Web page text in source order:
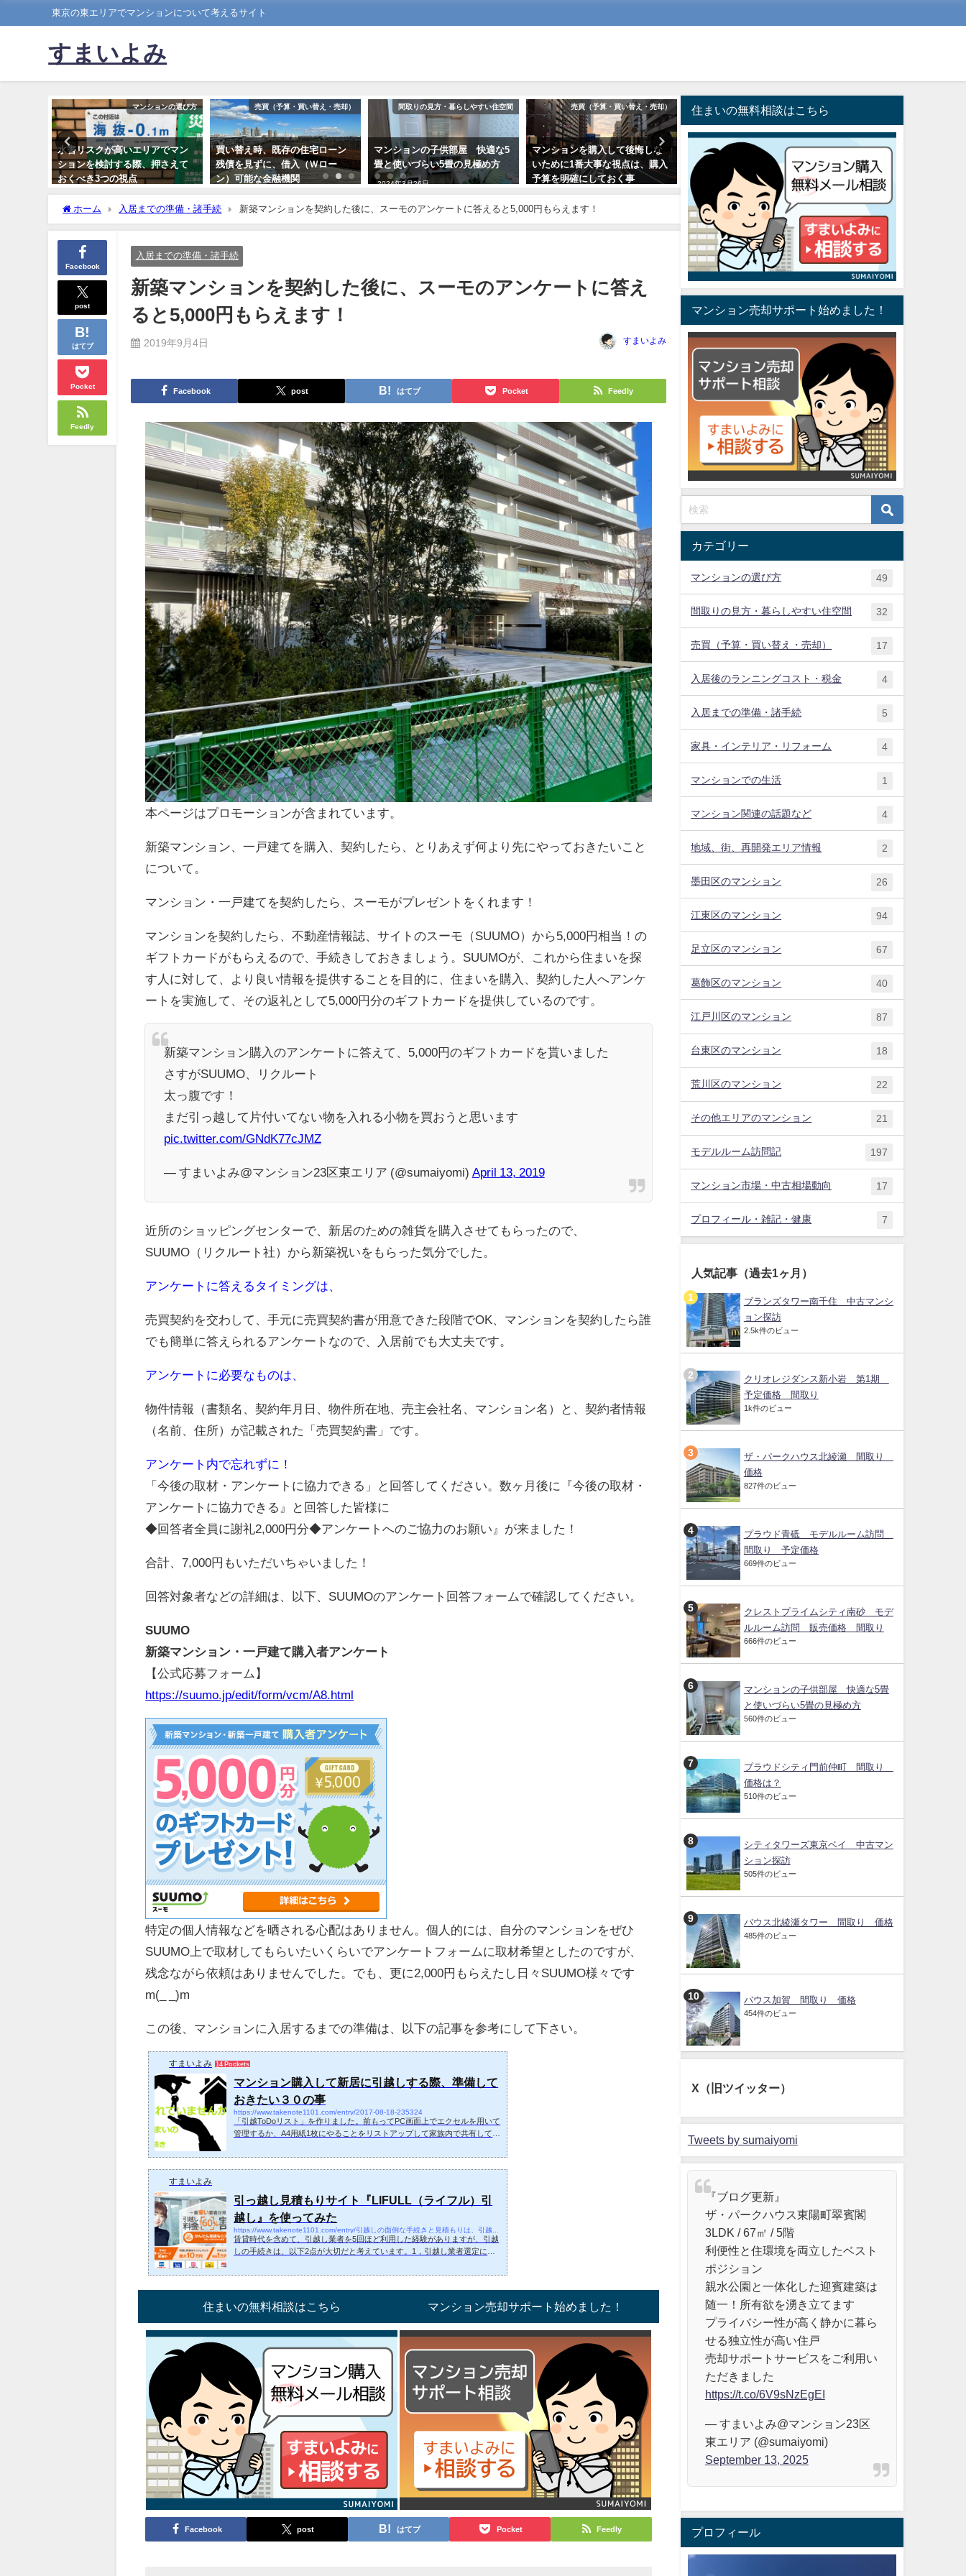
東京の東エリアでマンションについて考えるサイト
すまいよみ
マンションの選び方
水害リスクが高いエリアでマン
ションを検討する際、押さえて
おくべき3つの視点
売買（予算・買い替え・売却）
買い替え時、既存の住宅ローン
残債を見ずに、借入（Ｗロー
ン）可能な金融機関
間取りの見方・暮らしやすい住空間
マンションの子供部屋 快適な5
畳と使いづらい5畳の見極め方
2024年3月26日
売買（予算・買い替え・売却）
マンションを購入して後悔しな
いために1番大事な視点は、購入
予算を明確にしておく事
マンションの選び方
10畳のリビングダイニングは広
いか狭いか？LDに必要な広さと
は
2018年7月15日
24年度江東5区、中古マン
相場まとめ（※）
2025年10月2日
ホーム 入居までの準備・諸手続 新築マンションを契約した後に、スーモのアンケートに答えると5,000円もらえます！
Facebook
post
はてブ
Pocket
Feedly
入居までの準備・諸手続
新築マンションを契約した後に、スーモのアンケートに答え
ると5,000円もらえます！
2019年9月4日 すまいよみ
Facebook post はてブ Pocket Feedly
本ページはプロモーションが含まれています。
新築マンション、一戸建てを購入、契約したら、とりあえず何より先にやっておきたいこと
について。
マンション・一戸建てを契約したら、スーモがプレゼントをくれます！
マンションを契約したら、不動産情報誌、サイトのスーモ（SUUMO）から5,000円相当！の
ギフトカードがもらえるので、手続きしておきましょう。SUUMOが、これから住まいを探
す人に対して、より良い情報を提供することを目的に、住まいを購入、契約した人へアンケ
ートを実施して、その返礼として5,000円分のギフトカードを提供しているのです。
新築マンション購入のアンケートに答えて、5,000円のギフトカードを貰いました
さすがSUUMO、リクルート
太っ腹です！
まだ引っ越して片付いてない物を入れる小物を買おうと思います
pic.twitter.com/GNdK77cJMZ
— すまいよみ@マンション23区東エリア (@sumaiyomi) April 13, 2019
近所のショッピングセンターで、新居のための雑貨を購入させてもらったので、
SUUMO（リクルート社）から新築祝いをもらった気分でした。
アンケートに答えるタイミングは、
売買契約を交わして、手元に売買契約書が用意できた段階でOK、マンションを契約したら誰
でも簡単に答えられるアンケートなので、入居前でも大丈夫です。
アンケートに必要なものは、
物件情報（書類名、契約年月日、物件所在地、売主会社名、マンション名）と、契約者情報
（名前、住所）が記載された「売買契約書」です。
アンケート内で忘れずに！
「今後の取材・アンケートに協力できる」と回答してください。数ヶ月後に『今後の取材・
アンケートに協力できる』と回答した皆様に
◆回答者全員に謝礼2,000円分◆アンケートへのご協力のお願い』が来ました！
合計、7,000円もいただいちゃいました！
回答対象者などの詳細は、以下、SUUMOのアンケート回答フォームで確認してください。
SUUMO
新築マンション・一戸建て購入者アンケート
【公式応募フォーム】
https://suumo.jp/edit/form/vcm/A8.html
特定の個人情報などを晒される心配はありません。個人的には、自分のマンションをぜひ
SUUMO上で取材してもらいたいくらいでアンケートフォームに取材希望としたのですが、
残念ながら依頼はありませんでした。でも、更に2,000円もらえたし日々SUUMO様々です
m(_ _)m
この後、マンションに入居するまでの準備は、以下の記事を参考にして下さい。
すまいよみ 14 Pockets
マンション購入して新居に引越しする際、準備して
おきたい３０の事
https://www.takenote1101.com/entry/2017-08-18-235324
「引越ToDoリスト」を作りました。前もってPC画面上でエクセルを用いて
管理するか、A4用紙1枚にやることをリストアップして家族内で共有してお
動産関連の手続きは、それぞれの担当からスケジュール感とやるべきこと
が明示されるので、そちらに従いましょう。こちらでは、一般的な事が漏
化しました。※赤字の箇所は、買い替え、住み替えの場合必要に応じて※
赤字の箇所は、買い替え、住み替えの場...
すまいよみ
引っ越し見積もりサイト『LIFULL（ライフル）引
越し』を使ってみた
賃貸時代を含めて、引越し業者を5回ほど利用した経験がありますが、引越
しの手続きは、以下2点が大切だと考えています。1，引越し業者選定に時
じる引っ越しの見積もり、申し込手続きを、ささっと手軽に、しかも安い
業者が簡単に見つかる、お勧めの引越し比較サイトを紹介します。不動産
検索サイト「ホームズ」 でおなじみの『LIFULL（ライフル）引越し』で
す。引越し見積もり・費用相場・一番安い引っ越し業者探しはLIFULL引越
し【ホームズ】昨年、ピーク時の引越...
住まいの無料相談はこちら マンション売却サポート始めました！
Facebook post はてブ Pocket Feedly
住まいの無料相談はこちら
マンション売却サポート始めました！
カテゴリー
マンションの選び方 49
間取りの見方・暮らしやすい住空間 32
売買（予算・買い替え・売却） 17
入居後のランニングコスト・税金 4
入居までの準備・諸手続 5
家具・インテリア・リフォーム 4
マンションでの生活 1
マンション関連の話題など 4
地域、街、再開発エリア情報 2
墨田区のマンション 26
江東区のマンション 94
足立区のマンション 67
葛飾区のマンション 40
江戸川区のマンション 87
台東区のマンション 18
荒川区のマンション 22
その他エリアのマンション 21
モデルルーム訪問記 197
マンション市場・中古相場動向 17
プロフィール・雑記・健康 7
人気記事（過去1ヶ月）
ブランズタワー南千住 中古マンシ
ョン探訪
2.5k件のビュー
クリオレジダンス新小岩 第1期
予定価格 間取り
1k件のビュー
ザ・パークハウス北綾瀬 間取り
価格
827件のビュー
プラウド青砥 モデルルーム訪問
間取り 予定価格
669件のビュー
クレストプライムシティ南砂 モデ
ルルーム訪問 販売価格 間取り
666件のビュー
マンションの子供部屋 快適な5畳
と使いづらい5畳の見極め方
560件のビュー
プラウドシティ門前仲町 間取り
価格は？
510件のビュー
シティタワーズ東京ベイ 中古マン
ション探訪
505件のビュー
バウス北綾瀬タワー 間取り 価格
485件のビュー
バウス加賀 間取り 価格
454件のビュー
X（旧ツイッター）
Tweets by sumaiyomi
『ブログ更新』
ザ・パークハウス東陽町翠賓閣
3LDK / 67㎡ / 5階
利便性と住環境を両立したベスト
ポジション
親水公園と一体化した迎賓建築は
随一！所有欲を湧き立てます
プライバシー性が高く静かに暮ら
せる独立性が高い住戸
売却サポートサービスをご利用い
ただきました
https://t.co/6V9sNzEgEI
— すまいよみ@マンション23区
東エリア (@sumaiyomi)
September 13, 2025
プロフィール